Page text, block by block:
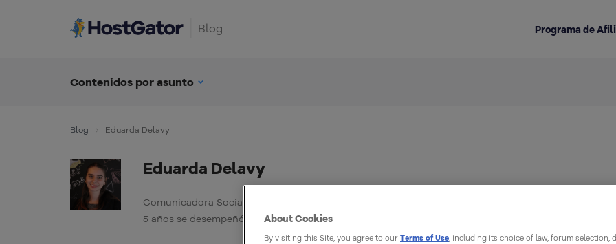
Blog Programa de
Contenidos por asunto
Blog Eduarda Delavy
Eduarda Delavy
Comunicadora Social con especialización en Medios Electrónicos. Durante más de
5 años se desempeñó como Analista de Redes Sociales en HostGator Brasil.
About Cookies
By visiting this Site, you agree to our Terms of Use, including its choice of law, forum selection,